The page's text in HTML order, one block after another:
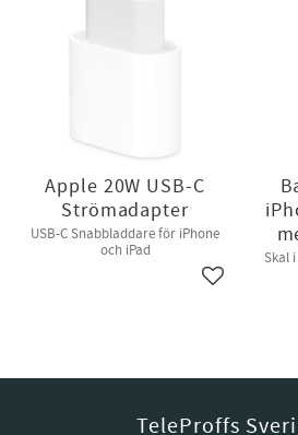
Apple 20W USB-C
Strömadapter
USB-C Snabbladdare för iPhone
och iPad
Lägg till i
Skal
TeleProffs